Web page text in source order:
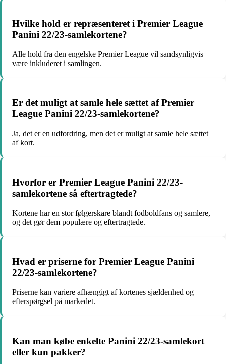
Hvilke hold er repræsenteret i Premier League
Panini 22/23-samlekortene?
Alle hold fra den engelske Premier League vil sandsynligvis
være inkluderet i samlingen.
Er det muligt at samle hele sættet af Premier
League Panini 22/23-samlekortene?
Ja, det er en udfordring, men det er muligt at samle hele sættet
af kort.
Hvorfor er Premier League Panini 22/23-
samlekortene så eftertragtede?
Kortene har en stor følgerskare blandt fodboldfans og samlere,
og det gør dem populære og eftertragtede.
Hvad er priserne for Premier League Panini
22/23-samlekortene?
Priserne kan variere afhængigt af kortenes sjældenhed og
efterspørgsel på markedet.
Kan man købe enkelte Panini 22/23-samlekort
eller kun pakker?